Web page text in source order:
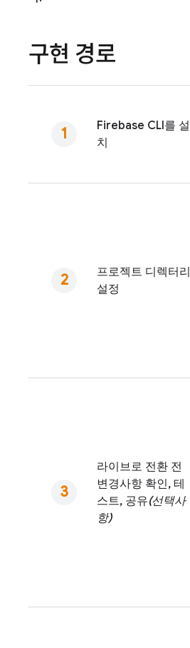
구현 경로
Firebase CLI를 설
치
프로젝트 디렉터리
설정
라이브로 전환 전
변경사항 확인, 테
스트, 공유(선택사
항)